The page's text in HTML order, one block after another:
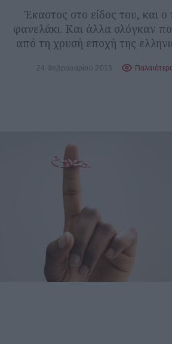
Έκαστος στο είδος του, και
φανελάκι. Και άλλα σλόγκαν
από τη χρυσή εποχή της
24 Φεβρουαρίου 2015